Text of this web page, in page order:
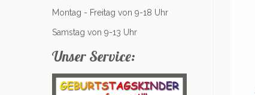
Montag - Freitag von 9-18 Uhr
Samstag von 9-13 Uhr
Unser Service: